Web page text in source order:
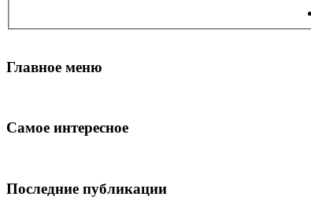
Главное меню
Самое интересное
Последние публикации